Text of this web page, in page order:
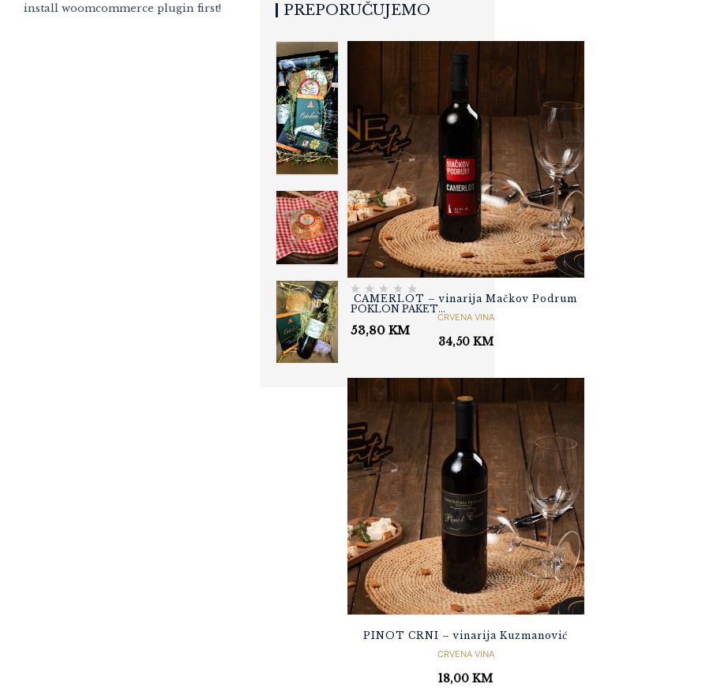
install woomcommerce plugin first!
PREPORUČUJEMO
WINEMOMENTS
„PREMIUM CLASSIC“
MAJEVIČKI DIMLJENI
SIR - MIX 1000
23,80KM
POKLON PAKET
WINEMOMENTS
„LIGHT“
53,80 KM
CAMERLOT – vinarija Mačkov Podrum
CRVENA VINA
34,50 KM
PINOT CRNI – vinarija Kuzmanović
CRVENA VINA
18,00KM